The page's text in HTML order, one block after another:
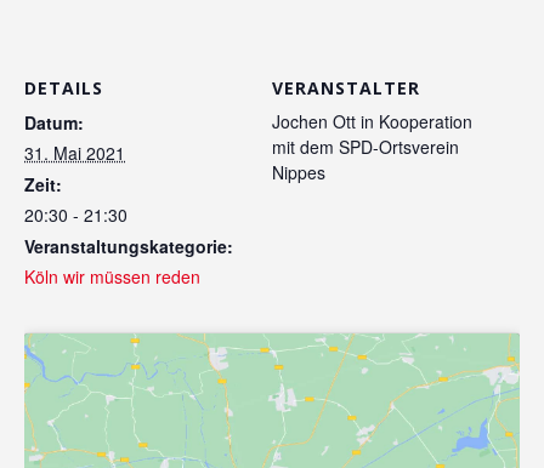
DETAILS
Datum:
31. Mai 2021
Zeit:
20:30 - 21:30
Veranstaltungskategorie:
Köln wir müssen reden
VERANSTALTER
Jochen Ott in Kooperation
mit dem SPD-Ortsverein
Nippes